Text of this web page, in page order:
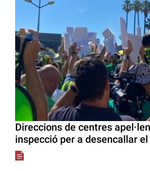
Direccions de centres
inspecció per a desencallar